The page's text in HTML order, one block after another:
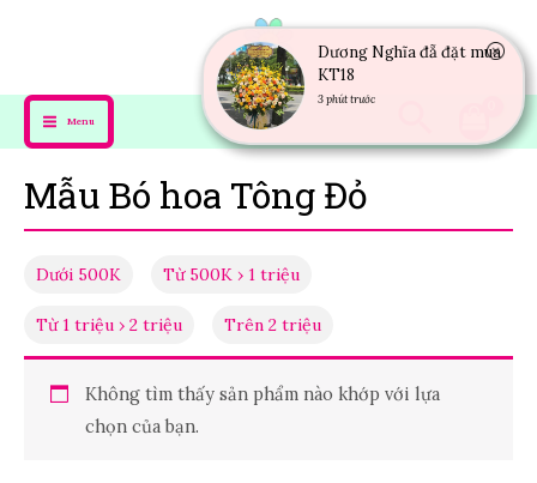
Menu
Mẫu Bó hoa Tông Đỏ
Dưới 500K Từ 500K › 1 triệu
Từ 1 triệu › 2 triệu Trên 2 triệu
Không tìm thấy sản phẩm nào khớp với lựa
chọn của bạn.
Dương Nghĩa đẵ đặt mua